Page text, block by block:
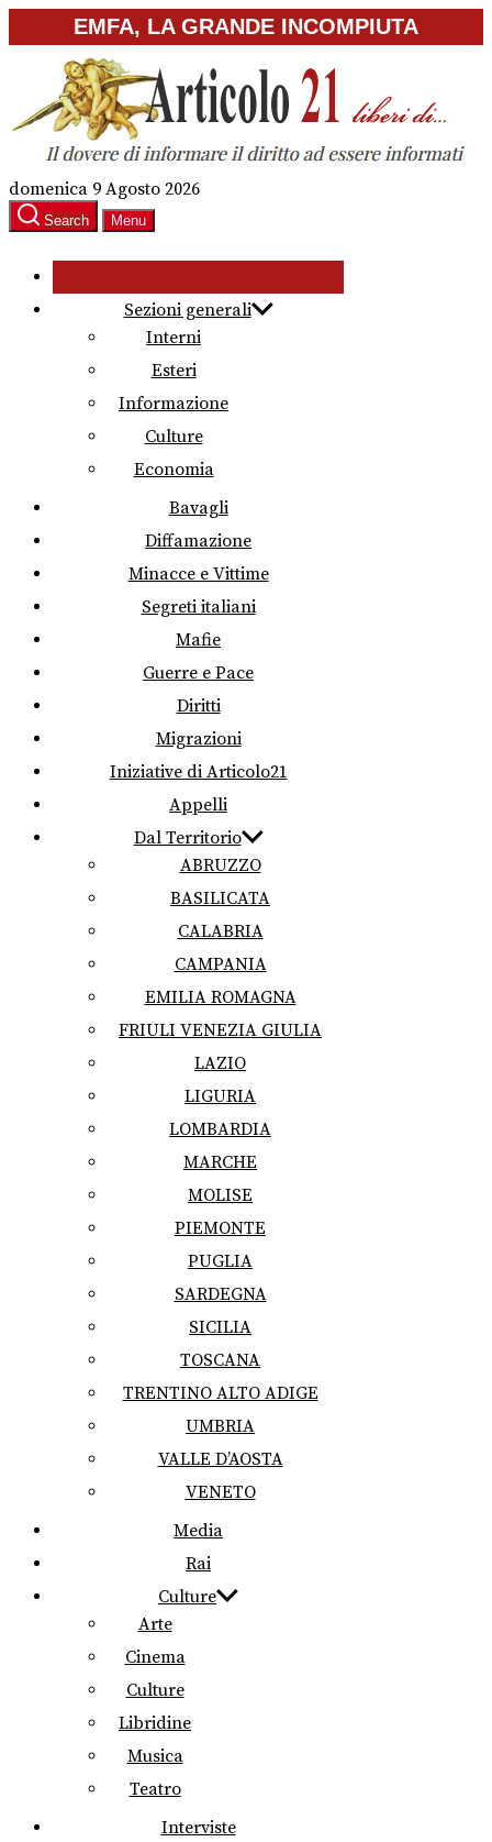
to
content
EMFA, LA GRANDE INCOMPIUTA
domenica 9 Agosto 2026
Search Menu
Sezioni generali
Interni
Esteri
Informazione
Culture
Economia
Bavagli
Diffamazione
Minacce e Vittime
Segreti italiani
Mafie
Guerre e Pace
Diritti
Migrazioni
Iniziative di Articolo21
Appelli
Dal Territorio
ABRUZZO
BASILICATA
CALABRIA
CAMPANIA
EMILIA ROMAGNA
FRIULI VENEZIA GIULIA
LAZIO
LIGURIA
LOMBARDIA
MARCHE
MOLISE
PIEMONTE
PUGLIA
SARDEGNA
SICILIA
TOSCANA
TRENTINO ALTO ADIGE
UMBRIA
VALLE D’AOSTA
VENETO
Media
Rai
Culture
Arte
Cinema
Culture
Libridine
Musica
Teatro
Interviste